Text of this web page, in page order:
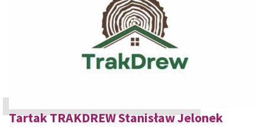
Tartak TRAKDREW Stanisław Jelonek